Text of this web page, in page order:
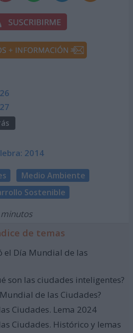
2014
Medio Ambiente
Sostenible
de temas
el Día Mundial de las
son las ciudades inteligentes?
de las Ciudades?
Ciudades. Lema 2024
Ciudades. Histórico y lemas